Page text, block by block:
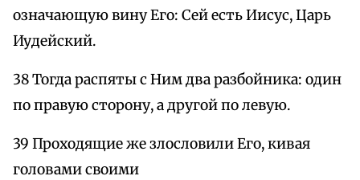
означающую вину Его: Сей есть Иисус, Царь
Иудейский.
38 Тогда распяты с Ним два разбойника: один
по правую сторону, а другой по левую.
39 Проходящие же злословили Его, кивая
головами своими